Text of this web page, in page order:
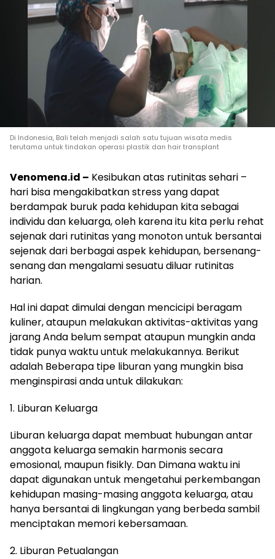
Di Indonesia, Bali telah menjadi salah satu tujuan wisata medis
terutama untuk tindakan operasi plastik dan hair transplant
Venomena.id – Kesibukan atas rutinitas sehari –
hari bisa mengakibatkan stress yang dapat
berdampak buruk pada kehidupan kita sebagai
individu dan keluarga, oleh karena itu kita perlu rehat
sejenak dari rutinitas yang monoton untuk bersantai
sejenak dari berbagai aspek kehidupan, bersenang-
senang dan mengalami sesuatu diluar rutinitas
harian.
Hal ini dapat dimulai dengan mencicipi beragam
kuliner, ataupun melakukan aktivitas-aktivitas yang
jarang Anda belum sempat ataupun mungkin anda
tidak punya waktu untuk melakukannya. Berikut
adalah Beberapa tipe liburan yang mungkin bisa
menginspirasi anda untuk dilakukan:
1. Liburan Keluarga
Liburan keluarga dapat membuat hubungan antar
anggota keluarga semakin harmonis secara
emosional, maupun fisikly. Dan Dimana waktu ini
dapat digunakan untuk mengetahui perkembangan
kehidupan masing-masing anggota keluarga, atau
hanya bersantai di lingkungan yang berbeda sambil
menciptakan memori kebersamaan.
2. Liburan Petualangan